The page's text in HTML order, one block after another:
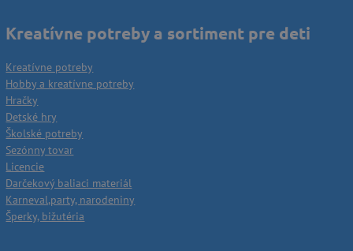
Kreatívne potreby a sortiment pre deti
Kreatívne potreby
Hobby a kreatívne potreby
Hračky
Detské hry
Školské potreby
Sezónny tovar
Licencie
Darčekový baliaci materiál
Karneval,party, narodeniny
Šperky, bižutéria